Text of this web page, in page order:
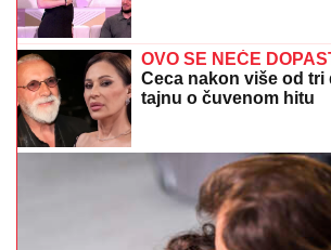
OVO SE NEĆE
Ceca nakon više od tri
tajnu o čuvenom hitu